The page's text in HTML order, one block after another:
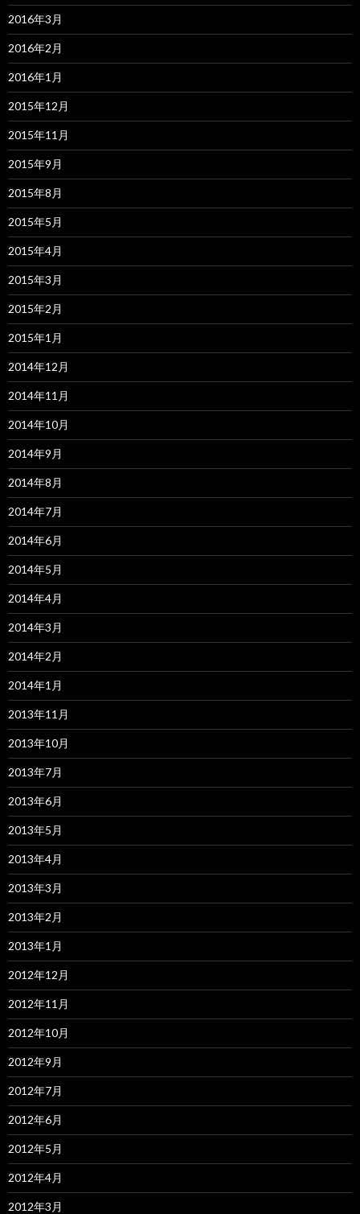
2016年3月
2016年2月
2016年1月
2015年12月
2015年11月
2015年9月
2015年8月
2015年5月
2015年4月
2015年3月
2015年2月
2015年1月
2014年12月
2014年11月
2014年10月
2014年9月
2014年8月
2014年7月
2014年6月
2014年5月
2014年4月
2014年3月
2014年2月
2014年1月
2013年11月
2013年10月
2013年7月
2013年6月
2013年5月
2013年4月
2013年3月
2013年2月
2013年1月
2012年12月
2012年11月
2012年10月
2012年9月
2012年7月
2012年6月
2012年5月
2012年4月
2012年3月